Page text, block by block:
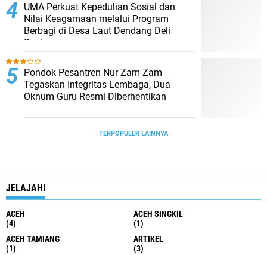
UMA Perkuat Kepedulian Sosial dan
Nilai Keagamaan melalui Program
Berbagi di Desa Laut Dendang Deli
Serdang*
Pondok Pesantren Nur Zam-Zam
Tegaskan Integritas Lembaga, Dua
Oknum Guru Resmi Diberhentikan
TERPOPULER LAINNYA
JELAJAHI
ACEH
(4)
ACEH SINGKIL
(1)
ACEH TAMIANG
(1)
ARTIKEL
(3)